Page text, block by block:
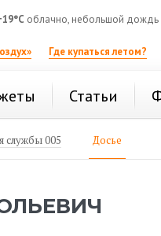
облачно, небольшой дождь
Где купаться летом?
Статьи
005 Досье